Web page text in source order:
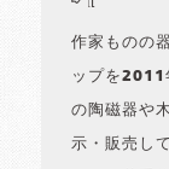
作家ものの
ップを2011
の陶磁器や
示・販売し